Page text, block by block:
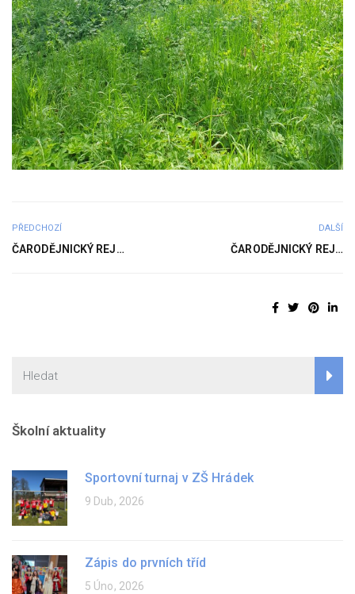
PŘEDCHOZÍ
ČARODĚJNICKÝ REJ…
DALŠÍ
ČARODĚJNICKÝ REJ…
Školní aktuality
Sportovní turnaj v ZŠ Hrádek
9 Dub, 2026
Zápis do prvních tříd
5 Úno, 2026